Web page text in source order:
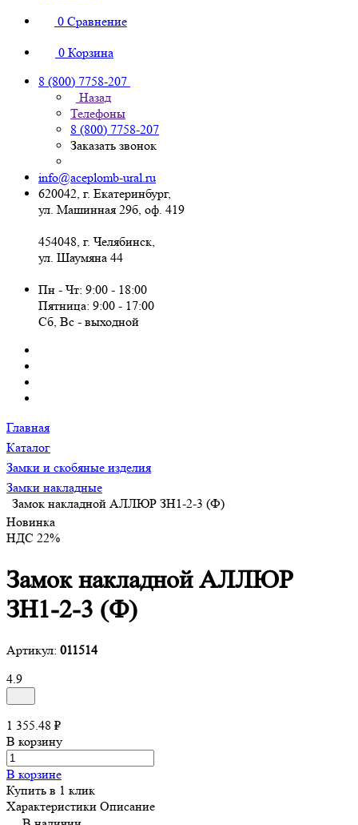
0 Сравнение
0 Корзина
8 (800) 7758-207
Назад
Телефоны
8 (800) 7758-207
Заказать звонок
info@aceplomb-ural.ru
620042, г. Екатеринбург,
ул. Машинная 29б, оф. 419
454048, г. Челябинск,
ул. Шаумяна 44
Пн - Чт: 9:00 - 18:00
Пятница: 9:00 - 17:00
Сб, Вc - выходной
Главная
Каталог
Замки и скобяные изделия
Замки накладные
Замок накладной АЛЛЮР ЗН1-2-3 (Ф)
Новинка
НДС 22%
Замок накладной АЛЛЮР
ЗН1-2-3 (Ф)
Артикул: 011514
4.9
1 355.48 ₽
В корзину
В корзине
Купить в 1 клик
Характеристики Описание